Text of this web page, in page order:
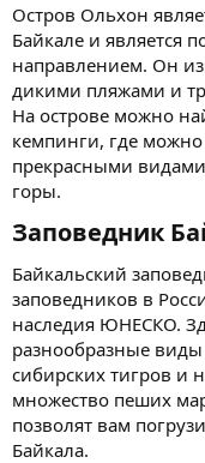
Остров Ольхон
Байкале и является
направлением. Он
дикими пляжами и
На острове можно
кемпинги, где можно
прекрасными
горы.
Заповедник
Байкальский
заповедников в
наследия ЮНЕСКО.
разнообразные
сибирских тигров и
множество пеших
позволят вам
Байкала.